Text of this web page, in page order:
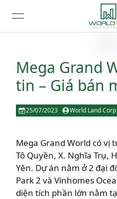
open navigation menu
Mega Grand
tin – Giá bán
25/07/2023 World Land Corp
Mega Grand World có vị
Tô Quyền, X. Nghĩa Trụ,
Yên. Dự án nằm ở 2 đại
Park 2 và Vinhomes
diện tích phần lớn nằm